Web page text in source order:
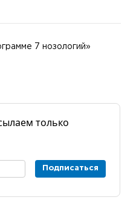
7 нозологий»
только
Подписаться